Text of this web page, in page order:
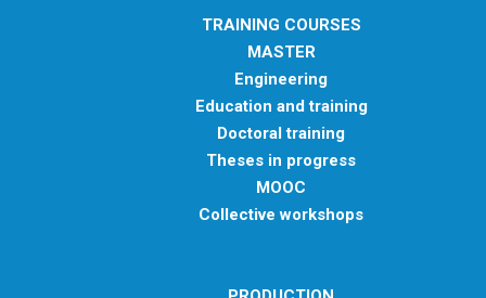
TRAINING COURSES
MASTER
Engineering
Education and training
Doctoral training
Theses in progress
MOOC
Collective workshops